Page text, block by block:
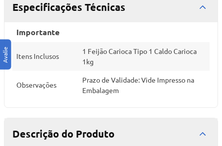
Especificações Técnicas
Importante
Itens Inclusos
1 Feijão Carioca Tipo 1 Caldo Carioca
1kg
Observações
Prazo de Validade: Vide Impresso na
Embalagem
Descrição do Produto